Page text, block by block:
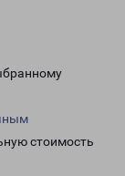
стоимость